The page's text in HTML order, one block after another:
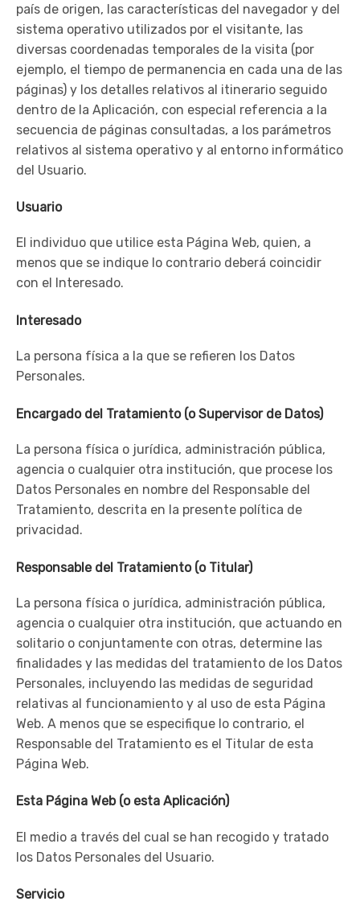
país de origen, las características del navegador y del
sistema operativo utilizados por el visitante, las
diversas coordenadas temporales de la visita (por
ejemplo, el tiempo de permanencia en cada una de las
páginas) y los detalles relativos al itinerario seguido
dentro de la Aplicación, con especial referencia a la
secuencia de páginas consultadas, a los parámetros
relativos al sistema operativo y al entorno informático
del Usuario.
Usuario
El individuo que utilice esta Página Web, quien, a
menos que se indique lo contrario deberá coincidir
con el Interesado.
Interesado
La persona física a la que se refieren los Datos
Personales.
Encargado del Tratamiento (o Supervisor de Datos)
La persona física o jurídica, administración pública,
agencia o cualquier otra institución, que procese los
Datos Personales en nombre del Responsable del
Tratamiento, descrita en la presente política de
privacidad.
Responsable del Tratamiento (o Titular)
La persona física o jurídica, administración pública,
agencia o cualquier otra institución, que actuando en
solitario o conjuntamente con otras, determine las
finalidades y las medidas del tratamiento de los Datos
Personales, incluyendo las medidas de seguridad
relativas al funcionamiento y al uso de esta Página
Web. A menos que se especifique lo contrario, el
Responsable del Tratamiento es el Titular de esta
Página Web.
Esta Página Web (o esta Aplicación)
El medio a través del cual se han recogido y tratado
los Datos Personales del Usuario.
Servicio